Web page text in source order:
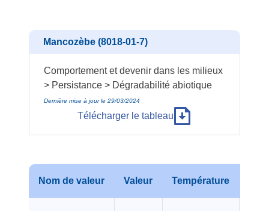
Mancozèbe (8018-01-7)
Comportement et devenir dans les milieux
> Persistance > Dégradabilité abiotique
Dernière mise à jour le 29/03/2024
Télécharger le tableau
Nom de valeur Valeur Température